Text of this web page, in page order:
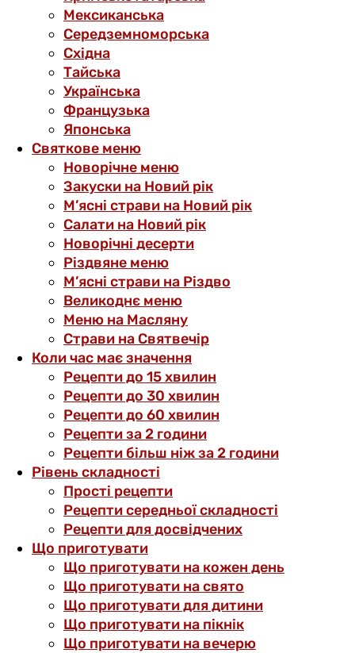
Мексиканська
Середземноморська
Східна
Тайська
Українська
Французька
Японська
Святкове меню
Новорічне меню
Закуски на Новий рік
М’ясні страви на Новий рік
Салати на Новий рік
Новорічні десерти
Різдвяне меню
М’ясні страви на Різдво
Великоднє меню
Меню на Масляну
Страви на Святвечір
Коли час має значення
Рецепти до 15 хвилин
Рецепти до 30 хвилин
Рецепти до 60 хвилин
Рецепти за 2 години
Рецепти більш ніж за 2 години
Рівень складності
Прості рецепти
Рецепти середньої складності
Рецепти для досвідчених
Що приготувати
Що приготувати на кожен день
Що приготувати на свято
Що приготувати для дитини
Що приготувати на пікнік
Що приготувати на вечерю